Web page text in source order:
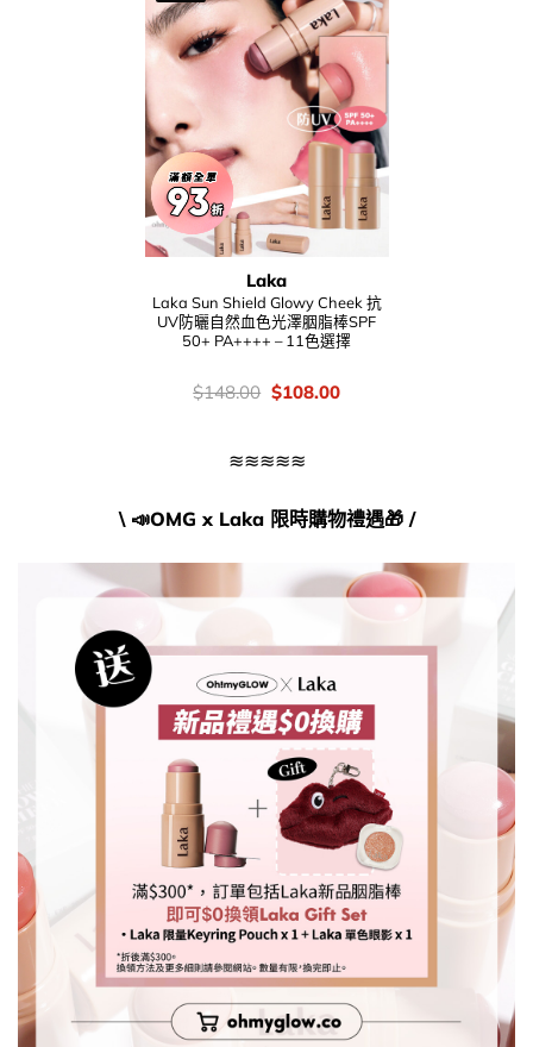
Laka
Laka Sun Shield Glowy Cheek 抗
UV防曬自然血色光澤胭脂棒SPF
50+ PA++++ – 11色選擇
價
$148.00 Original
$108.00Current
≋≋≋≋≋
\ 📣OMG x Laka限時購物禮遇🎁​ /